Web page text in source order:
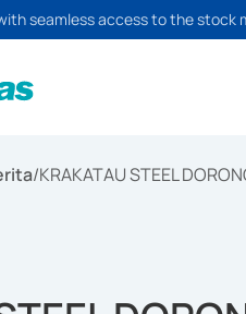
seamless access to the stock
/KRAKATAU STEEL